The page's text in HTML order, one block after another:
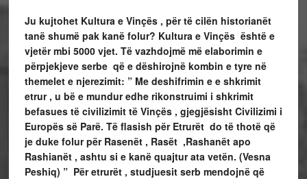
Ju kujtohet Kultura e Vinçës , për të cilën historianët
tanë shumë pak kanë folur? Kultura e Vinçës është e
vjetër mbi 5000 vjet. Të vazhdojmë më elaborimin e
përpjekjeve serbe që e dëshirojnë kombin e tyre në
themelet e njerezimit: ” Me deshifrimin e e shkrimit
etrur , u bë e mundur edhe rikonstruimi i shkrimit
befasues të civilizimit të Vinçës , gjegjësisht Civilizimi i
Europës së Parë. Të flasish për Etrurët do të thotë që
je duke folur për Rasenët , Rasët ,Rashanët apo
Rashianët , ashtu si e kanë quajtur ata vetën. (Vesna
Peshiq) ” Për etrurët , studjuesit serb mendojnë që